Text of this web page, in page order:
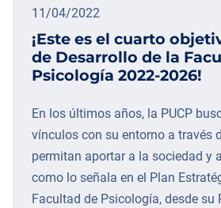
11/04/2022
¡Este es el cuarto
de Desarrollo de la
Psicología 2022-2026!
En los últimos años, la PUCP
vínculos con su entorno a través
permitan aportar a la sociedad y
como lo señala en el Plan
Facultad de Psicología, desde su